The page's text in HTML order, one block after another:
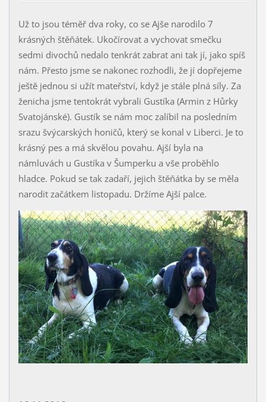
Už to jsou téměř dva roky, co se Ajše narodilo 7
krásných štěňátek. Ukočírovat a vychovat smečku
sedmi divochů nedalo tenkrát zabrat ani tak jí, jako spíš
nám. Přesto jsme se nakonec rozhodli, že jí dopřejeme
ještě jednou si užít mateřství, když je stále plná síly. Za
ženicha jsme tentokrát vybrali Gustíka (Armin z Hůrky
Svatojánské). Gustík se nám moc zalíbil na posledním
srazu švýcarských honičů, který se konal v Liberci. Je to
krásný pes a má skvělou povahu. Ajší byla na
námluvách u Gustíka v Šumperku a vše proběhlo
hladce. Pokud se tak zadaří, jejich štěňátka by se měla
narodit začátkem listopadu. Držíme Ajší palce.